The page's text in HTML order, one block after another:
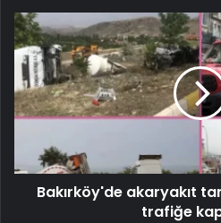
Bakırköy'de akaryakıt
trafiğe